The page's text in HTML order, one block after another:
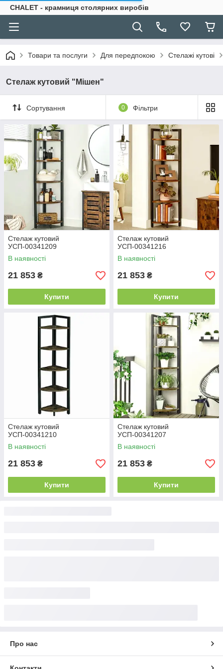
CHALET - крамниця столярних виробів
Товари та послуги Для передпокою Стелажі кутові
Стелаж кутовий "Мішен"
Сортування 0 Фільтри
Стелаж кутовий
УСП-00341209
В наявності
21 853 ₴
Купити
Стелаж кутовий
УСП-00341216
В наявності
21 853 ₴
Купити
Стелаж кутовий
УСП-00341210
В наявності
21 853 ₴
Купити
Стелаж кутовий
УСП-00341207
В наявності
21 853 ₴
Купити
Про нас